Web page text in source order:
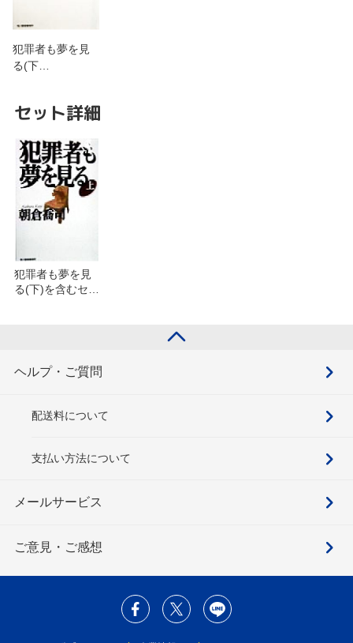
犯罪者も夢を見
る(下…
セット詳細
犯罪者も夢を見
る(下)を含むセッ
ヘルプ・ご質問
配送料について
支払い方法について
メールサービス
ご意見・ご感想